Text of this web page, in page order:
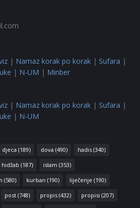
| Namaz korak po korak | Sufara |
| N-UM | Minber
| Namaz korak po korak | Sufara |
| N-UM
djeca (189) dova (490) hadis (340)
hidžab (187) islam (353)
(580) kurban (190) liječenje (190)
post (748) propis (432) propisi (207)